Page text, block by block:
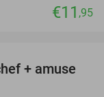
€11 ,95
35%
+ amuse